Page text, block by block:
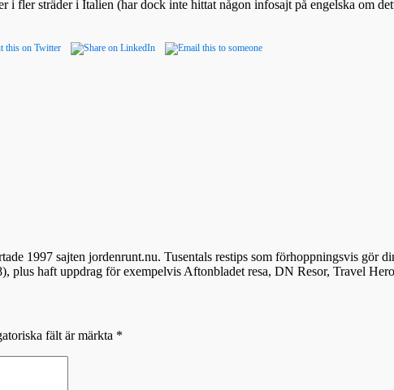
i fler sträder i Italien (har dock inte hittat någon infosajt på engelska om
1997 sajten jordenrunt.nu. Tusentals restips som förhoppningsvis gör
plus haft uppdrag för exempelvis Aftonbladet resa, DN Resor, Travel
fält är märkta *